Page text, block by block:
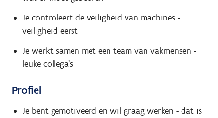
Je controleert de veiligheid van machines -
veiligheid eerst
Je werkt samen met een team van vakmensen -
leuke collega's
Profiel
Je bent gemotiveerd en wil graag werken - dat is